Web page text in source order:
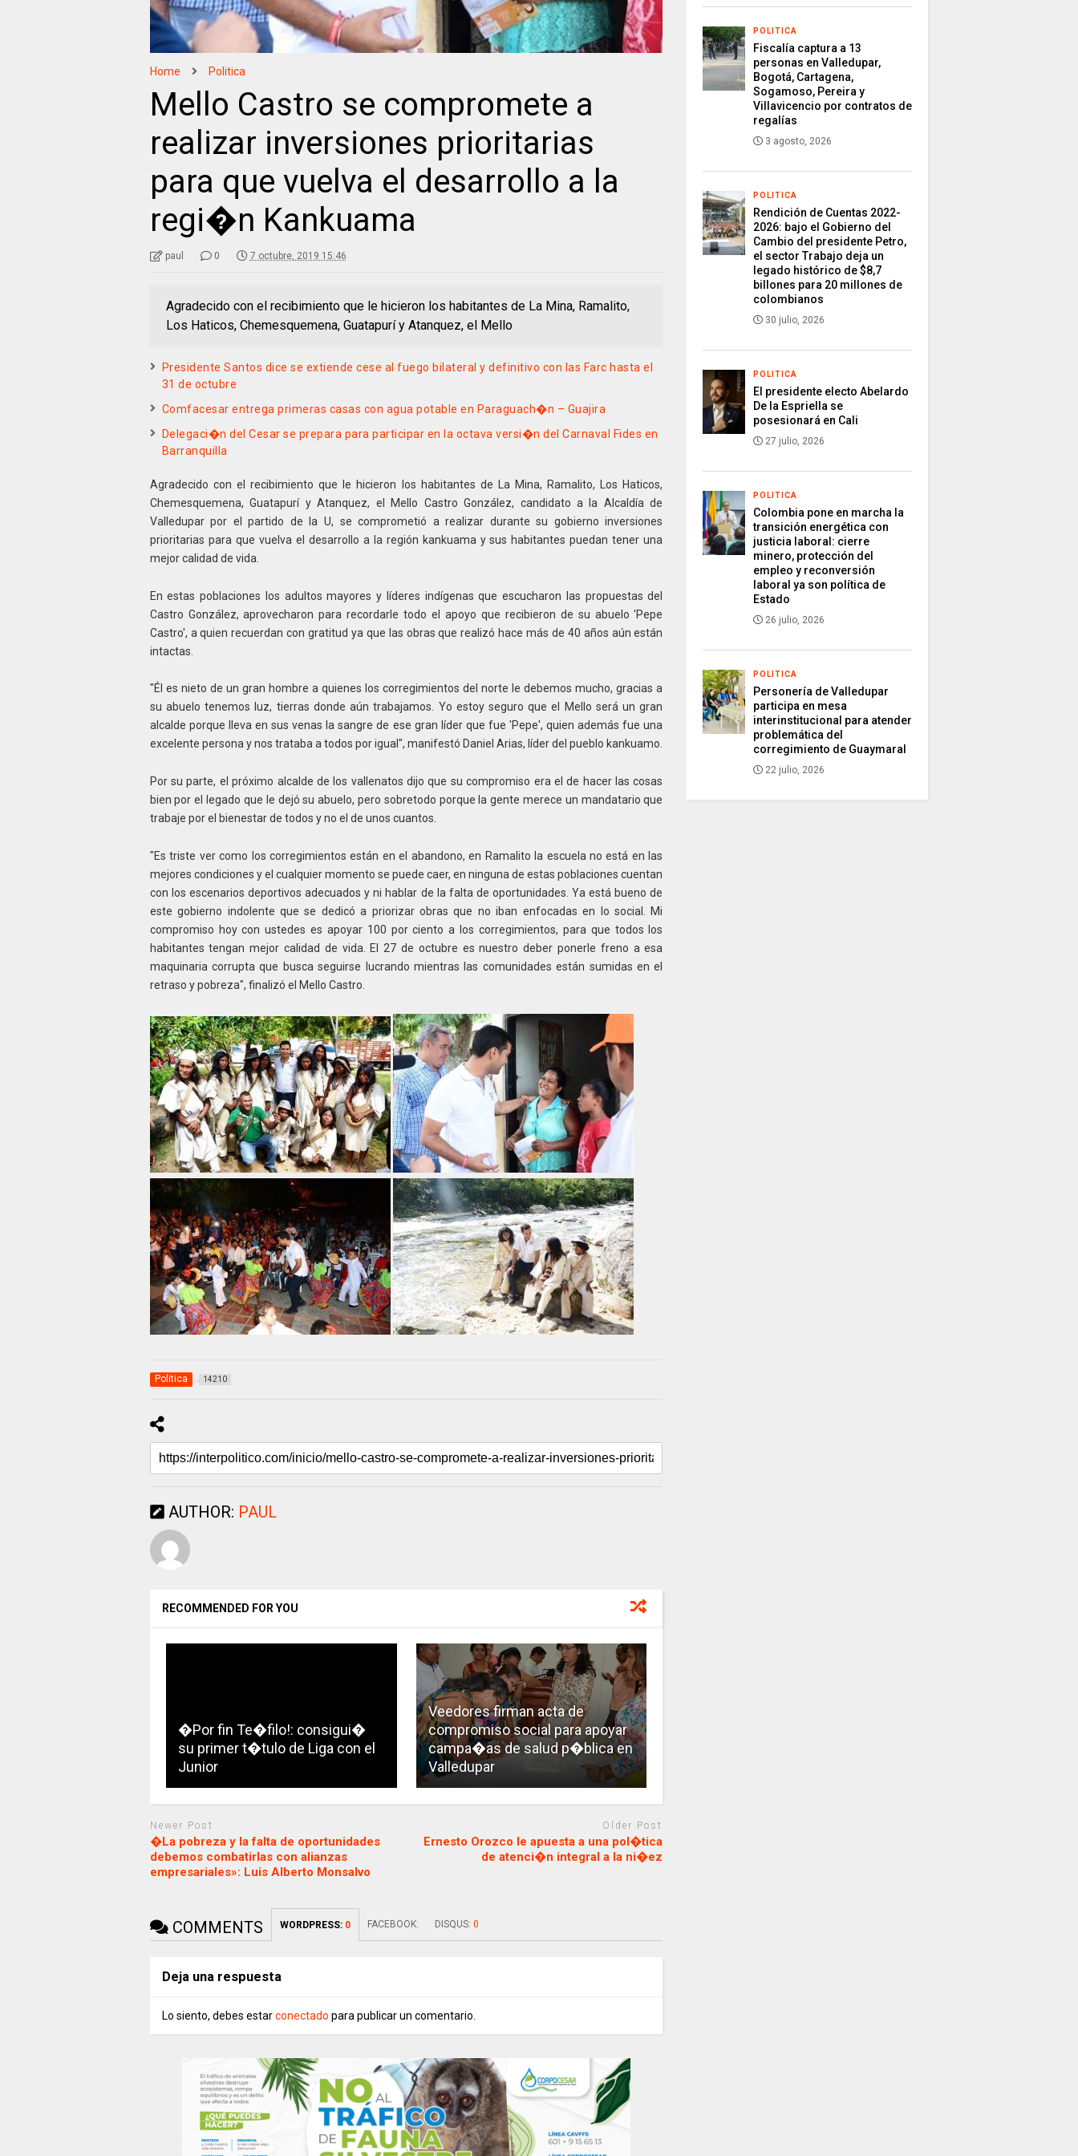
Home Politica
Mello Castro se compromete a
realizar inversiones prioritarias
para que vuelva el desarrollo a la
regi�n Kankuama
paul 0 7 octubre, 2019 15:46
Agradecido con el recibimiento que le hicieron los habitantes de La Mina, Ramalito,
Los Haticos, Chemesquemena, Guatapurí y Atanquez, el Mello
Presidente Santos dice se extiende cese al fuego bilateral y definitivo con las Farc hasta el
31 de octubre
Comfacesar entrega primeras casas con agua potable en Paraguach�n – Guajira
Delegaci�n del Cesar se prepara para participar en la octava versi�n del Carnaval Fides en
Barranquilla
Agradecido con el recibimiento que le hicieron los habitantes de La Mina, Ramalito, Los Haticos,
Chemesquemena, Guatapurí y Atanquez, el Mello Castro González, candidato a la Alcaldía de
Valledupar por el partido de la U, se comprometió a realizar durante su gobierno inversiones
prioritarias para que vuelva el desarrollo a la región kankuama y sus habitantes puedan tener una
mejor calidad de vida.
En estas poblaciones los adultos mayores y líderes indígenas que escucharon las propuestas del
Castro González, aprovecharon para recordarle todo el apoyo que recibieron de su abuelo 'Pepe
Castro', a quien recuerdan con gratitud ya que las obras que realizó hace más de 40 años aún están
intactas.
"Él es nieto de un gran hombre a quienes los corregimientos del norte le debemos mucho, gracias a
su abuelo tenemos luz, tierras donde aún trabajamos. Yo estoy seguro que el Mello será un gran
alcalde porque lleva en sus venas la sangre de ese gran líder que fue 'Pepe', quien además fue una
excelente persona y nos trataba a todos por igual", manifestó Daniel Arias, líder del pueblo kankuamo.
Por su parte, el próximo alcalde de los vallenatos dijo que su compromiso era el de hacer las cosas
bien por el legado que le dejó su abuelo, pero sobretodo porque la gente merece un mandatario que
trabaje por el bienestar de todos y no el de unos cuantos.
"Es triste ver como los corregimientos están en el abandono, en Ramalito la escuela no está en las
mejores condiciones y el cualquier momento se puede caer, en ninguna de estas poblaciones cuentan
con los escenarios deportivos adecuados y ni hablar de la falta de oportunidades. Ya está bueno de
este gobierno indolente que se dedicó a priorizar obras que no iban enfocadas en lo social. Mi
compromiso hoy con ustedes es apoyar 100 por ciento a los corregimientos, para que todos los
habitantes tengan mejor calidad de vida. El 27 de octubre es nuestro deber ponerle freno a esa
maquinaria corrupta que busca seguirse lucrando mientras las comunidades están sumidas en el
retraso y pobreza", finalizó el Mello Castro.
Politica 14210
AUTHOR: PAUL
RECOMMENDED FOR YOU
�Por fin Te�filo!: consigui�
su primer t�tulo de Liga con el
Junior
Veedores firman acta de
compromiso social para apoyar
campa�as de salud p�blica en
Valledupar
Newer Post
�La pobreza y la falta de oportunidades
debemos combatirlas con alianzas
empresariales»: Luis Alberto Monsalvo
Older Post
Ernesto Orozco le apuesta a una pol�tica
de atenci�n integral a la ni�ez
COMMENTS WORDPRESS: 0 FACEBOOK: DISQUS: 0
Deja una respuesta
Lo siento, debes estarconectado para publicar un comentario.
POLITICA
Fiscalía captura a 13
personas en Valledupar,
Bogotá, Cartagena,
Sogamoso, Pereira y
Villavicencio por contratos de
regalías
3 agosto, 2026
POLITICA
Rendición de Cuentas 2022-
2026: bajo el Gobierno del
Cambio del presidente Petro,
el sector Trabajo deja un
legado histórico de $8,7
billones para 20 millones de
colombianos
30 julio, 2026
POLITICA
El presidente electo Abelardo
De la Espriella se
posesionará en Cali
27 julio, 2026
POLITICA
Colombia pone en marcha la
transición energética con
justicia laboral: cierre
minero, protección del
empleo y reconversión
laboral ya son política de
Estado
26 julio, 2026
POLITICA
Personería de Valledupar
participa en mesa
interinstitucional para atender
problemática del
corregimiento de Guaymaral
22 julio, 2026